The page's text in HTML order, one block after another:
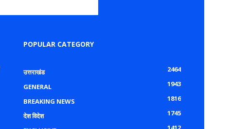
POPULAR CATEGORY
उत्तराखंड
2464
GENERAL
1943
BREAKING NEWS
1816
देश विदेश
1745